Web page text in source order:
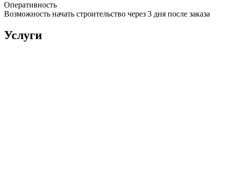
Оперативность
Возможность начать строительство через 3 дня после заказа
Услуги